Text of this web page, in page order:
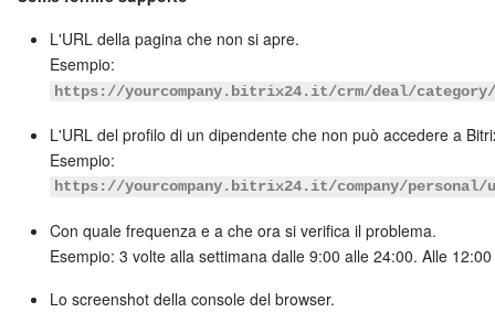
L'URL della pagina che non si apre.
Esempio:
https://yourcompany.bitrix24.it/crm/deal/
L'URL del profilo di un dipendente che non può accedere a
Esempio:
https://yourcompany.bitrix24.it/company/personal/
Con quale frequenza e a che ora si verifica il problema.
Esempio: 3 volte alla settimana dalle 9:00 alle 24:00. Alle
Lo screenshot della console del browser.